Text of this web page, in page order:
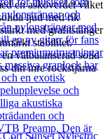
en asköverdel vilket
ljud med rik
med grafitstänger
stabilitet.
välbalanserad solid
din inre rockstjärna